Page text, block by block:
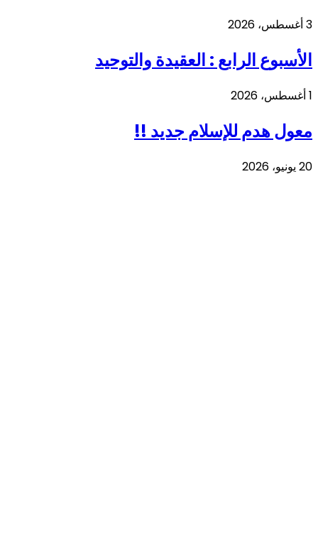
3 أغسطس، 2026
الأسبوع الرابع : العقيدة والتوحيد
1 أغسطس، 2026
معول هدم للإسلام جديد !!
20 يونيو، 2026